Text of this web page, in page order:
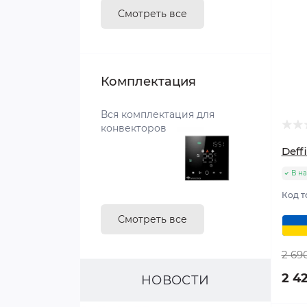
С овальными трубками
Смотреть все
Комплектация
Вся комплектация для
конвекторов
Смотреть все
НОВОСТИ
В
Код
2
2